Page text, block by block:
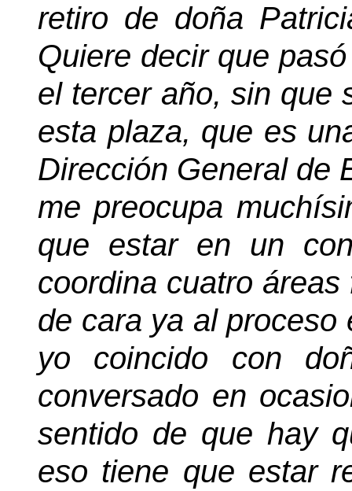
retiro de doña
Quiere decir que
el tercer año, sin que
esta plaza, que es
Dirección General de
me preocupa
que estar en un
coordina cuatro
de cara ya al proceso
yo coincido con
conversado en
sentido de que hay
eso tiene que estar